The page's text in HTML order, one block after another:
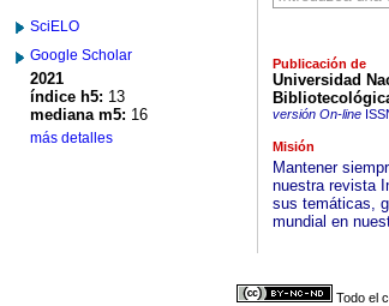
SciELO
Google Scholar
2021
índice h5: 13
mediana m5: 16
más detalles
Publicación de
Universidad
versión On-line
Misión
Mantener
nuestra revista
sus temáticas,
mundial en
Todo el